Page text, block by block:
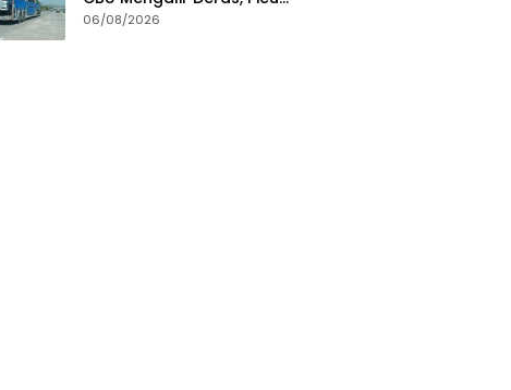
Persaingan Tak Sehat
06/08/2026